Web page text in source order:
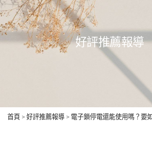
好評推薦報導
首頁 > 好評推薦報導 > 電子鎖停電還能使用嗎？要